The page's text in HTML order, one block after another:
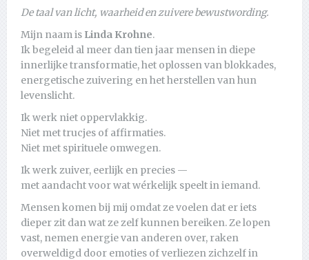
De taal van licht, waarheid en zuivere bewustwording.
Mijn naam is Linda Krohne.
Ik begeleid al meer dan tien jaar mensen in diepe
innerlijke transformatie, het oplossen van blokkades,
energetische zuivering en het herstellen van hun
levenslicht.
Ik werk niet oppervlakkig.
Niet met trucjes of affirmaties.
Niet met spirituele omwegen.
Ik werk zuiver, eerlijk en precies —
met aandacht voor wat wérkelijk speelt in iemand.
Mensen komen bij mij omdat ze voelen dat er iets
dieper zit dan wat ze zelf kunnen bereiken. Ze lopen
vast, nemen energie van anderen over, raken
overweldigd door emoties of verliezen zichzelf in